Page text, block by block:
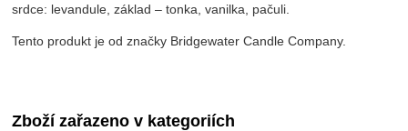
srdce: levandule, základ – tonka, vanilka, pačuli.
Tento produkt je od značky Bridgewater Candle Company.
Zboží zařazeno v kategoriích